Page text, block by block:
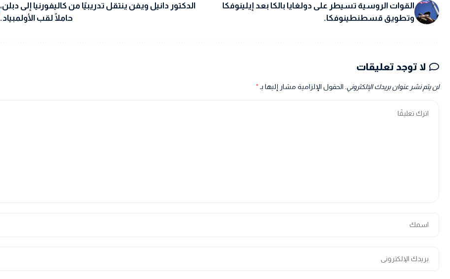
القوات الروسية تسيطر على دولغايا بالكا بعد إيلينوفكا
وتطويق قسطنطينوفكا.
الدكتور دانيل ويفن ينتقل تدريبيًا من كاليفورنيا إلى دبلن،
حاملًا لقب الأولمبياد.
لا توجد تعليقات
لن يتم نشر عنوان بريدك الإلكتروني. الحقول الإلزامية مشار إليها بـ *